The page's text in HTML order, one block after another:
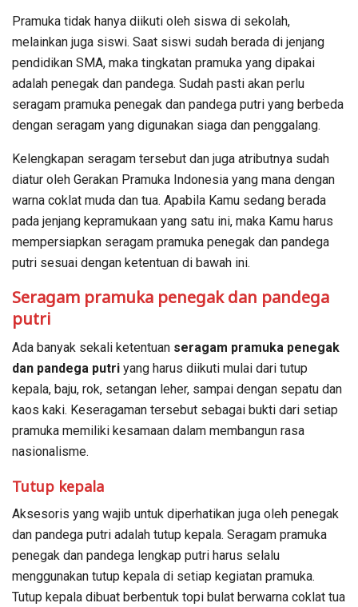
Pramuka tidak hanya diikuti oleh siswa di sekolah,
melainkan juga siswi. Saat siswi sudah berada di jenjang
pendidikan SMA, maka tingkatan pramuka yang dipakai
adalah penegak dan pandega. Sudah pasti akan perlu
seragam pramuka penegak dan pandega putri yang berbeda
dengan seragam yang digunakan siaga dan penggalang.
Kelengkapan seragam tersebut dan juga atributnya sudah
diatur oleh Gerakan Pramuka Indonesia yang mana dengan
warna coklat muda dan tua. Apabila Kamu sedang berada
pada jenjang kepramukaan yang satu ini, maka Kamu harus
mempersiapkan seragam pramuka penegak dan pandega
putri sesuai dengan ketentuan di bawah ini.
Seragam pramuka penegak dan pandega
putri
Ada banyak sekali ketentuan seragam pramuka penegak
dan pandega putri yang harus diikuti mulai dari tutup
kepala, baju, rok, setangan leher, sampai dengan sepatu dan
kaos kaki. Keseragaman tersebut sebagai bukti dari setiap
pramuka memiliki kesamaan dalam membangun rasa
nasionalisme.
Tutup kepala
Aksesoris yang wajib untuk diperhatikan juga oleh penegak
dan pandega putri adalah tutup kepala. Seragam pramuka
penegak dan pandega lengkap putri harus selalu
menggunakan tutup kepala di setiap kegiatan pramuka.
Tutup kepala dibuat berbentuk topi bulat berwarna coklat tua